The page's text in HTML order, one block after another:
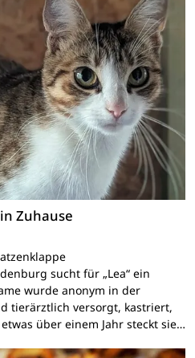
Zuhause
sucht für „Lea“ ein
wurde anonym in der
tierärztlich versorgt, kastriert,
über einem Jahr steckt sie…